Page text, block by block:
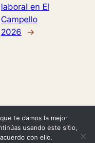
laboral en El
Campello
2026
→
te damos la mejor
usando este sitio,
con ello.